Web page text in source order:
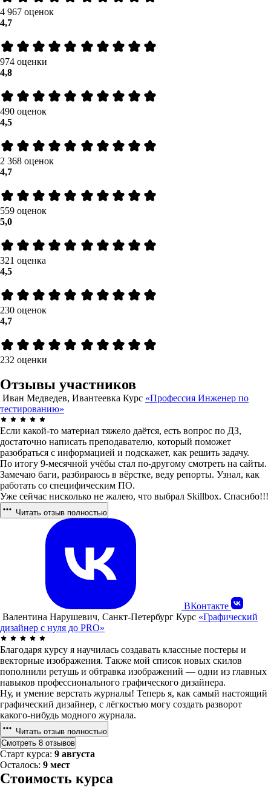
4 967 оценок
4,7
974 оценки
4,8
490 оценок
4,5
2 368 оценок
4,7
559 оценок
5,0
321 оценка
4,5
230 оценок
4,7
232 оценки
Отзывы участников
Иван Медведев, Ивантеевка Курс «Профессия Инженер по
тестированию»
Если какой-то материал тяжело даётся, есть вопрос по ДЗ,
достаточно написать преподавателю, который поможет
разобраться с информацией и подскажет, как решить задачу.
По итогу 9-месячной учёбы стал по-другому смотреть на сайты.
Замечаю баги, разбираюсь в вёрстке, веду репорты. Узнал, как
работать со специфическим ПО.
Уже сейчас нисколько не жалею, что выбрал Skillbox. Спасибо!!!
Читать отзыв полностью
ВКонтакте
Валентина Нарушевич, Санкт-Петербург Курс «Графический
дизайнер с нуля до PRO»
Благодаря курсу я научилась создавать классные постеры и
векторные изображения. Также мой список новых скилов
пополнили ретушь и обтравка изображений — одни из главных
навыков профессионального графического дизайнера.
Ну, и умение верстать журналы! Теперь я, как самый настоящий
графический дизайнер, с лёгкостью могу создать разворот
какого-нибудь модного журнала.
Читать отзыв полностью
Смотреть 8 отзывов
Старт курса: 9 августа
Осталось: 9 мест
Стоимость курса